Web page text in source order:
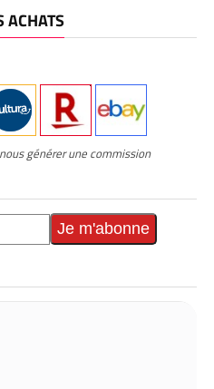
ACHATS
générer une commission